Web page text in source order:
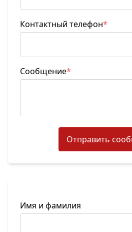
Контактный телефон*
Сообщение*
Отправить
Имя и фамилия